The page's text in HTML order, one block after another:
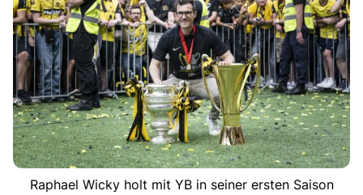
Raphael Wicky holt mit YB in seiner ersten Saison